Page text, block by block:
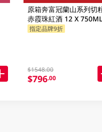
原箱奔富冠蘭山系列切
赤霞珠紅酒 12 X 750ML
指定品牌9折
$1548.00
$796.00